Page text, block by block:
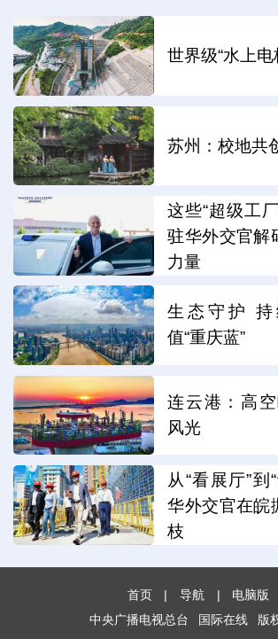
世界级“水上电
苏州：校地共
这些“超级工
驻华外交官解
力量
生态守护 持
值“重庆蓝”
连云港：高
风光
从“看展厅”到
华外交官在皖
枝
首页 | 导航 |
电脑版
中央广播电视总台
国际在线 版